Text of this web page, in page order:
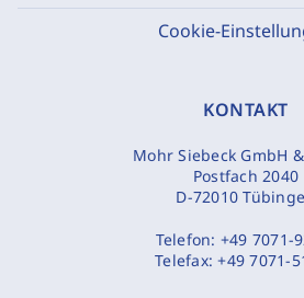
Cookie-
KONTAKT
Mohr Siebeck GmbH
Postfach 2040
D-72010
Telefon: +49 7071-
Telefax:+49 7071-